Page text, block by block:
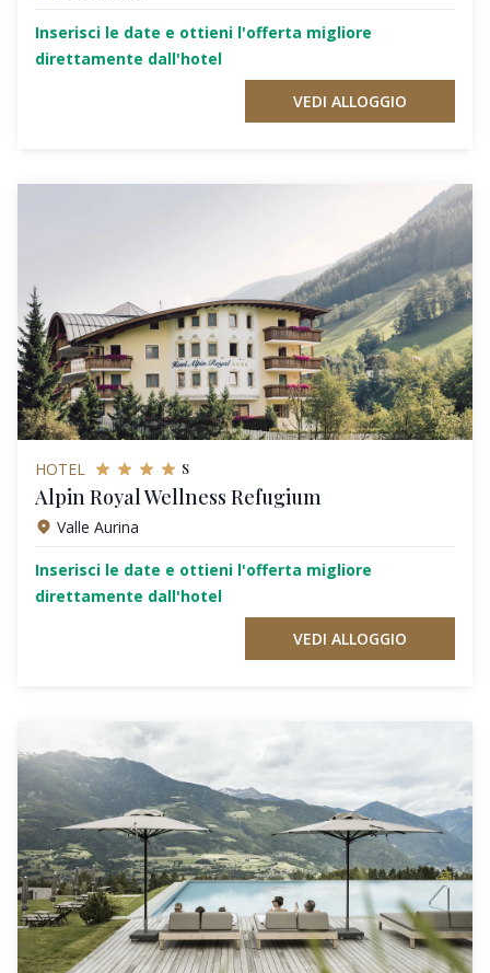
Inserisci le date e ottieni l'offerta migliore
direttamente dall'hotel
VEDI ALLOGGIO
HOTEL s
Alpin Royal Wellness Refugium
Valle Aurina
Inserisci le date e ottieni l'offerta migliore
direttamente dall'hotel
VEDI ALLOGGIO